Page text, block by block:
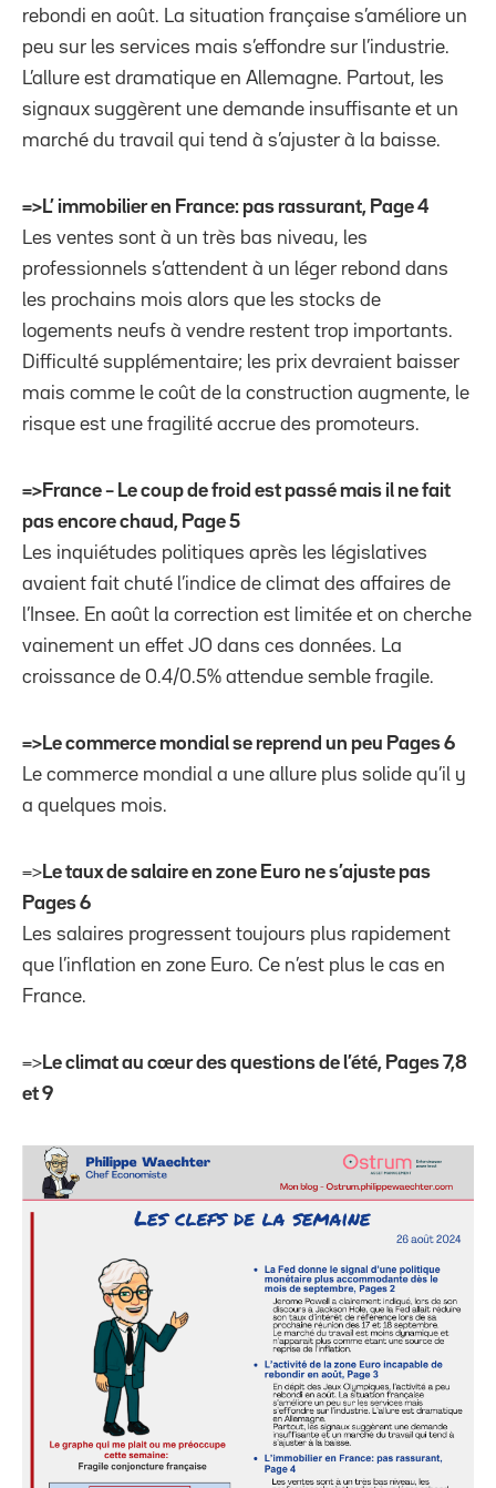
rebondi en août. La situation française s’améliore un
peu sur les services mais s’effondre sur l’industrie.
L’allure est dramatique en Allemagne. Partout, les
signaux suggèrent une demande insuffisante et un
marché du travail qui tend à s’ajuster à la baisse.
=>L’ immobilier en France: pas rassurant, Page 4
Les ventes sont à un très bas niveau, les
professionnels s’attendent à un léger rebond dans
les prochains mois alors que les stocks de
logements neufs à vendre restent trop importants.
Difficulté supplémentaire; les prix devraient baisser
mais comme le coût de la construction augmente, le
risque est une fragilité accrue des promoteurs.
=>France – Le coup de froid est passé mais il ne fait
pas encore chaud, Page 5
Les inquiétudes politiques après les législatives
avaient fait chuté l’indice de climat des affaires de
l’Insee. En août la correction est limitée et on cherche
vainement un effet JO dans ces données. La
croissance de 0.4/0.5% attendue semble fragile.
=>Le commerce mondial se reprend un peu Pages 6
Le commerce mondial a une allure plus solide qu’il y
a quelques mois.
=>Le taux de salaire en zone Euro ne s’ajuste pas
Pages 6
Les salaires progressent toujours plus rapidement
que l’inflation en zone Euro. Ce n’est plus le cas en
France.
=>Le climat au cœur des questions de l’été, Pages 7,8
et 9